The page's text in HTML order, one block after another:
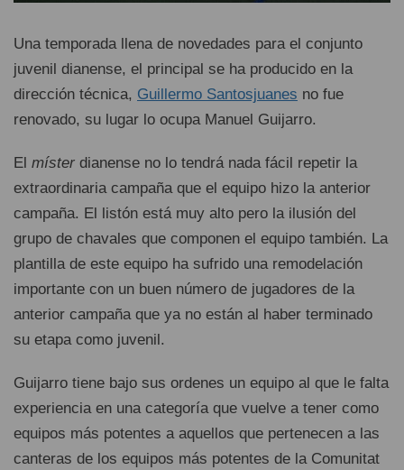
Una temporada llena de novedades para el conjunto
juvenil dianense, el principal se ha producido en la
dirección técnica, Guillermo Santosjuanes no fue
renovado, su lugar lo ocupa Manuel Guijarro.
El míster dianense no lo tendrá nada fácil repetir la
extraordinaria campaña que el equipo hizo la anterior
campaña. El listón está muy alto pero la ilusión del
grupo de chavales que componen el equipo también. La
plantilla de este equipo ha sufrido una remodelación
importante con un buen número de jugadores de la
anterior campaña que ya no están al haber terminado
su etapa como juvenil.
Guijarro tiene bajo sus ordenes un equipo al que le falta
experiencia en una categoría que vuelve a tener como
equipos más potentes a aquellos que pertenecen a las
canteras de los equipos más potentes de la Comunitat